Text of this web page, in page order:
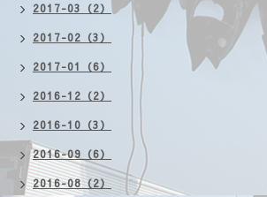
2017-03（2）
2017-02（3）
2017-01（6）
2016-12（2）
2016-10（3）
2016-09（6）
2016-08（2）